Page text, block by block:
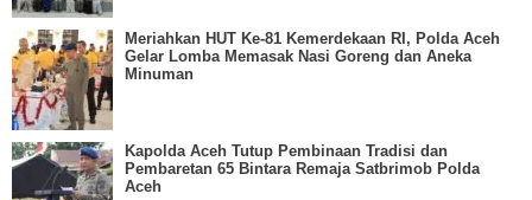
Kapolda Aceh Tutup Pembinaan Tradisi dan
HUT ke-53 Bank Aceh: Momentum Memperkuat